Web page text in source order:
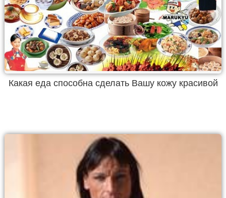
Какая еда способна сделать Вашу кожу красивой